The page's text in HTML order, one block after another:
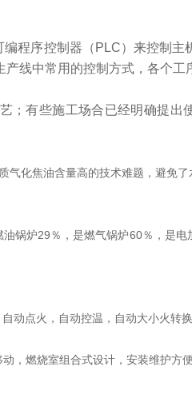
程序控制器（PLC）来控制主
线中常用的控制方式，各个工
有些施工场合已经明确提出
化焦油含量高的技术难题，避免了
锅炉29％，是燃气锅炉60％，是电
点火，自动控温，自动大小火转换
，燃烧室组合式设计，安装维护方便